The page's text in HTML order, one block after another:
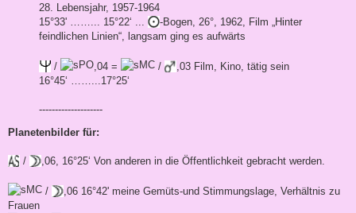
28. Lebensjahr, 1957-1964
15°33' ……... 15°22‘ ...
-Bogen, 26°, 1962, Film „Hinter
feindlichen Linien“, langsam ging es aufwärts
/ ,04 = /
,03 Film, Kino, tätig sein
16°45‘ ……...17°25‘
--------------------
Planetenbilder für:
/ ,06, 16°25‘ Von anderen in die Öffentlichkeit gebracht werden.
/
,06 16°42' meine Gemüts-und Stimmungslage, Verhältnis zu
Frauen